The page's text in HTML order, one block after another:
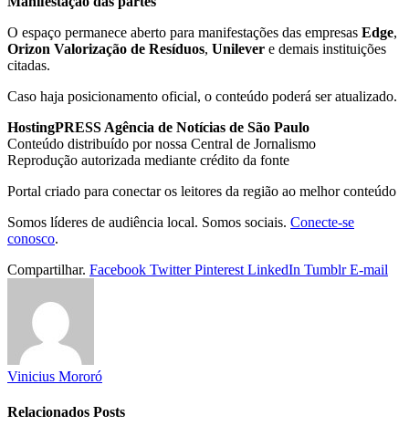
O espaço permanece aberto para manifestações das empresas Edge,
Orizon Valorização de Resíduos, Unilever e demais instituições
citadas.
Caso haja posicionamento oficial, o conteúdo poderá ser atualizado.
HostingPRESS Agência de Notícias de São Paulo
Conteúdo distribuído por nossa Central de Jornalismo
Reprodução autorizada mediante crédito da fonte
Portal criado para conectar os leitores da região ao melhor conteúdo
Somos líderes de audiência local. Somos sociais. Conecte-se
conosco.
Compartilhar. Facebook Twitter Pinterest LinkedIn Tumblr E-mail
Vinicius Mororó
Relacionados Posts